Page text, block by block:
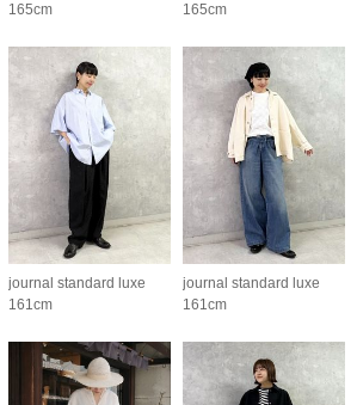
165cm
165cm
journal standard luxe
161cm
journal standard luxe
161cm